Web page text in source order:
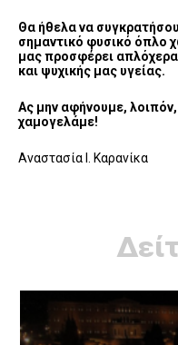
Θα ήθελα να
σημαντικό φυσικό όπλο
μας προσφέρει
και ψυχικής μας υγείας.
Ας μην αφήνουμε,
χαμογελάμε!
Αναστασία Ι. Καρανίκα